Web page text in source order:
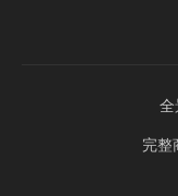
全
完整